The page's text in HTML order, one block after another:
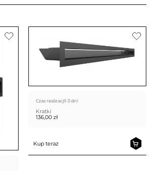
Czas realizacji1-3 dni
Kratki
136,00zł
Kup teraz